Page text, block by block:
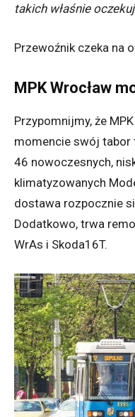
takich właśnie
Przewoźnik czeka na
MPK Wrocław
Przypomnijmy, że
momencie swój tabor
46 nowoczesnych,
klimatyzowanych
dostawa rozpocznie
Dodatkowo, trwa
WrAs i Skoda16T.